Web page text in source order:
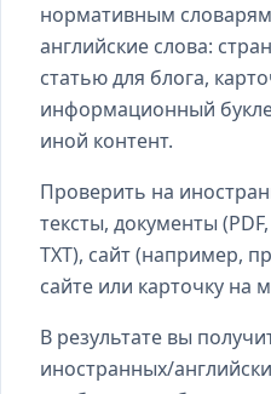
нормативным
английские слова:
статью для блога,
информационный
иной контент.
Проверить на
тексты, документы
TXT), сайт (например,
сайте или карточку на
В результате вы
иностранных/